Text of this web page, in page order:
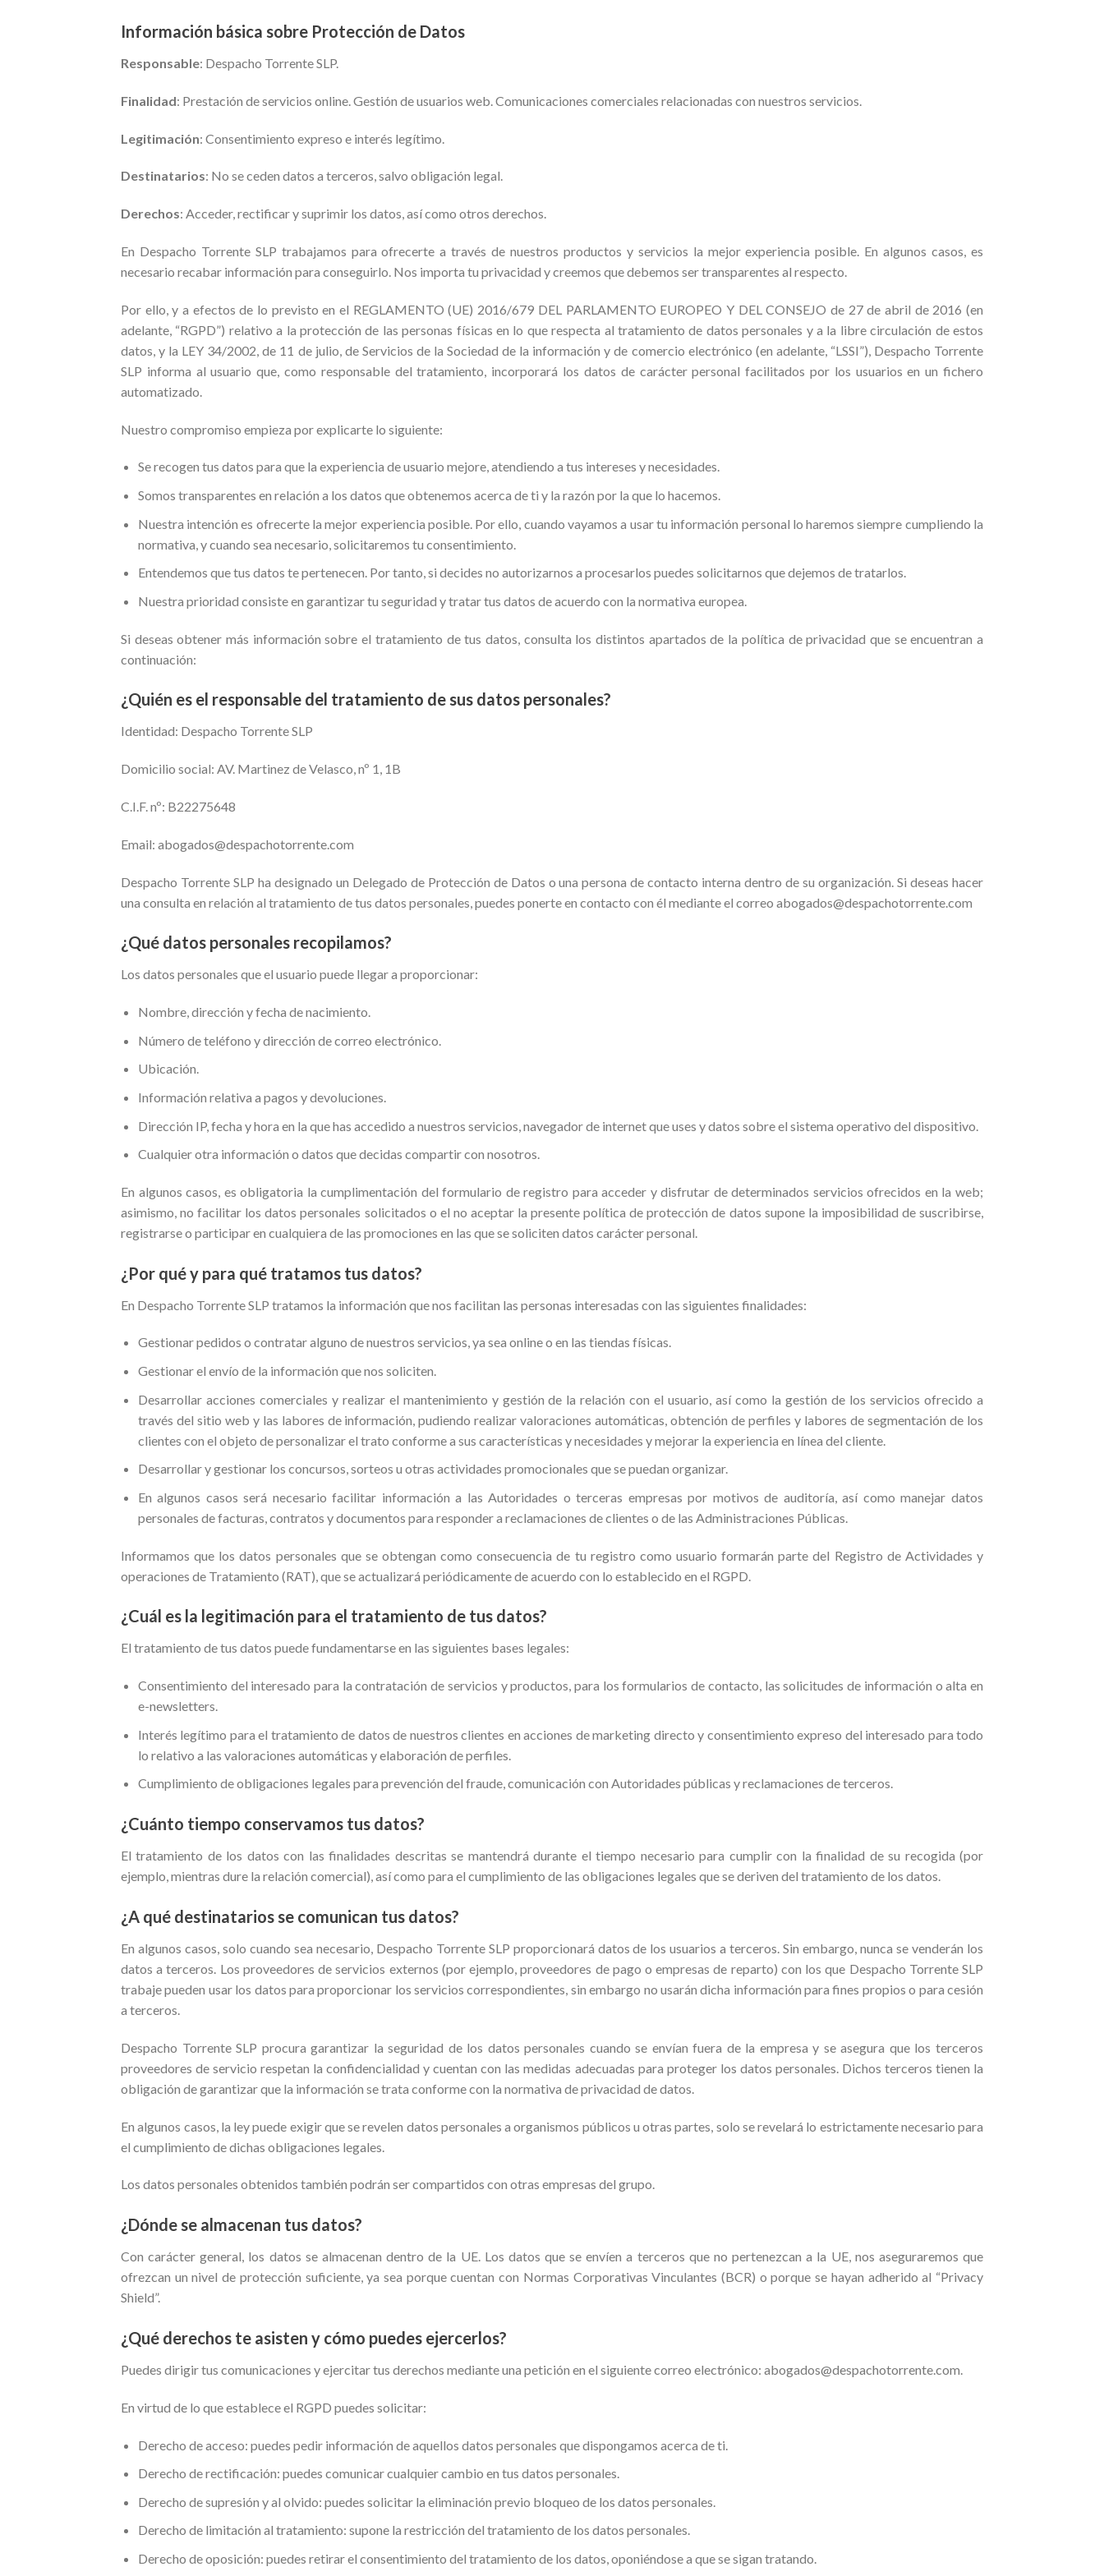
Información básica sobre Protección de Datos
Responsable: Despacho Torrente SLP.
Finalidad: Prestación de servicios online. Gestión de usuarios web. Comunicaciones comerciales relacionadas con nuestros servicios.
Legitimación: Consentimiento expreso e interés legítimo.
Destinatarios: No se ceden datos a terceros, salvo obligación legal.
Derechos: Acceder, rectificar y suprimir los datos, así como otros derechos.
En Despacho Torrente SLP trabajamos para ofrecerte a través de nuestros productos y servicios la mejor experiencia posible. En algunos casos, es
necesario recabar información para conseguirlo. Nos importa tu privacidad y creemos que debemos ser transparentes al respecto.
Por ello, y a efectos de lo previsto en el REGLAMENTO (UE) 2016/679 DEL PARLAMENTO EUROPEO Y DEL CONSEJO de 27 de abril de 2016 (en
adelante, “RGPD”) relativo a la protección de las personas físicas en lo que respecta al tratamiento de datos personales y a la libre circulación de estos
datos, y la LEY 34/2002, de 11 de julio, de Servicios de la Sociedad de la información y de comercio electrónico (en adelante, “LSSI”), Despacho Torrente
SLP informa al usuario que, como responsable del tratamiento, incorporará los datos de carácter personal facilitados por los usuarios en un fichero
automatizado.
Nuestro compromiso empieza por explicarte lo siguiente:
Se recogen tus datos para que la experiencia de usuario mejore, atendiendo a tus intereses y necesidades.
Somos transparentes en relación a los datos que obtenemos acerca de ti y la razón por la que lo hacemos.
Nuestra intención es ofrecerte la mejor experiencia posible. Por ello, cuando vayamos a usar tu información personal lo haremos siempre cumpliendo la
normativa, y cuando sea necesario, solicitaremos tu consentimiento.
Entendemos que tus datos te pertenecen. Por tanto, si decides no autorizarnos a procesarlos puedes solicitarnos que dejemos de tratarlos.
Nuestra prioridad consiste en garantizar tu seguridad y tratar tus datos de acuerdo con la normativa europea.
Si deseas obtener más información sobre el tratamiento de tus datos, consulta los distintos apartados de la política de privacidad que se encuentran a
continuación:
¿Quién es el responsable del tratamiento de sus datos personales?
Identidad: Despacho Torrente SLP
Domicilio social: AV. Martinez de Velasco, nº 1, 1B
C.I.F. nº: B22275648
Email: abogados@despachotorrente.com
Despacho Torrente SLP ha designado un Delegado de Protección de Datos o una persona de contacto interna dentro de su organización. Si deseas hacer
una consulta en relación al tratamiento de tus datos personales, puedes ponerte en contacto con él mediante el correo abogados@despachotorrente.com
¿Qué datos personales recopilamos?
Los datos personales que el usuario puede llegar a proporcionar:
Nombre, dirección y fecha de nacimiento.
Número de teléfono y dirección de correo electrónico.
Ubicación.
Información relativa a pagos y devoluciones.
Dirección IP, fecha y hora en la que has accedido a nuestros servicios, navegador de internet que uses y datos sobre el sistema operativo del dispositivo.
Cualquier otra información o datos que decidas compartir con nosotros.
En algunos casos, es obligatoria la cumplimentación del formulario de registro para acceder y disfrutar de determinados servicios ofrecidos en la web;
asimismo, no facilitar los datos personales solicitados o el no aceptar la presente política de protección de datos supone la imposibilidad de suscribirse,
registrarse o participar en cualquiera de las promociones en las que se soliciten datos carácter personal.
¿Por qué y para qué tratamos tus datos?
En Despacho Torrente SLP tratamos la información que nos facilitan las personas interesadas con las siguientes finalidades:
Gestionar pedidos o contratar alguno de nuestros servicios, ya sea online o en las tiendas físicas.
Gestionar el envío de la información que nos soliciten.
Desarrollar acciones comerciales y realizar el mantenimiento y gestión de la relación con el usuario, así como la gestión de los servicios ofrecido a
través del sitio web y las labores de información, pudiendo realizar valoraciones automáticas, obtención de perfiles y labores de segmentación de los
clientes con el objeto de personalizar el trato conforme a sus características y necesidades y mejorar la experiencia en línea del cliente.
Desarrollar y gestionar los concursos, sorteos u otras actividades promocionales que se puedan organizar.
En algunos casos será necesario facilitar información a las Autoridades o terceras empresas por motivos de auditoría, así como manejar datos
personales de facturas, contratos y documentos para responder a reclamaciones de clientes o de las Administraciones Públicas.
Informamos que los datos personales que se obtengan como consecuencia de tu registro como usuario formarán parte del Registro de Actividades y
operaciones de Tratamiento (RAT), que se actualizará periódicamente de acuerdo con lo establecido en el RGPD.
¿Cuál es la legitimación para el tratamiento de tus datos?
El tratamiento de tus datos puede fundamentarse en las siguientes bases legales:
Consentimiento del interesado para la contratación de servicios y productos, para los formularios de contacto, las solicitudes de información o alta en
e-newsletters.
Interés legítimo para el tratamiento de datos de nuestros clientes en acciones de marketing directo y consentimiento expreso del interesado para todo
lo relativo a las valoraciones automáticas y elaboración de perfiles.
Cumplimiento de obligaciones legales para prevención del fraude, comunicación con Autoridades públicas y reclamaciones de terceros.
¿Cuánto tiempo conservamos tus datos?
El tratamiento de los datos con las finalidades descritas se mantendrá durante el tiempo necesario para cumplir con la finalidad de su recogida (por
ejemplo, mientras dure la relación comercial), así como para el cumplimiento de las obligaciones legales que se deriven del tratamiento de los datos.
¿A qué destinatarios se comunican tus datos?
En algunos casos, solo cuando sea necesario, Despacho Torrente SLP proporcionará datos de los usuarios a terceros. Sin embargo, nunca se venderán los
datos a terceros. Los proveedores de servicios externos (por ejemplo, proveedores de pago o empresas de reparto) con los que Despacho Torrente SLP
trabaje pueden usar los datos para proporcionar los servicios correspondientes, sin embargo no usarán dicha información para fines propios o para cesión
a terceros.
Despacho Torrente SLP procura garantizar la seguridad de los datos personales cuando se envían fuera de la empresa y se asegura que los terceros
proveedores de servicio respetan la confidencialidad y cuentan con las medidas adecuadas para proteger los datos personales. Dichos terceros tienen la
obligación de garantizar que la información se trata conforme con la normativa de privacidad de datos.
En algunos casos, la ley puede exigir que se revelen datos personales a organismos públicos u otras partes, solo se revelará lo estrictamente necesario para
el cumplimiento de dichas obligaciones legales.
Los datos personales obtenidos también podrán ser compartidos con otras empresas del grupo.
¿Dónde se almacenan tus datos?
Con carácter general, los datos se almacenan dentro de la UE. Los datos que se envíen a terceros que no pertenezcan a la UE, nos aseguraremos que
ofrezcan un nivel de protección suficiente, ya sea porque cuentan con Normas Corporativas Vinculantes (BCR) o porque se hayan adherido al “Privacy
Shield”.
¿Qué derechos te asisten y cómo puedes ejercerlos?
Puedes dirigir tus comunicaciones y ejercitar tus derechos mediante una petición en el siguiente correo electrónico: abogados@despachotorrente.com.
En virtud de lo que establece el RGPD puedes solicitar:
Derecho de acceso: puedes pedir información de aquellos datos personales que dispongamos acerca de ti.
Derecho de rectificación: puedes comunicar cualquier cambio en tus datos personales.
Derecho de supresión y al olvido: puedes solicitar la eliminación previo bloqueo de los datos personales.
Derecho de limitación al tratamiento: supone la restricción del tratamiento de los datos personales.
Derecho de oposición: puedes retirar el consentimiento del tratamiento de los datos, oponiéndose a que se sigan tratando.